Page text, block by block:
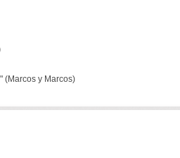
(Marcos y Marcos)